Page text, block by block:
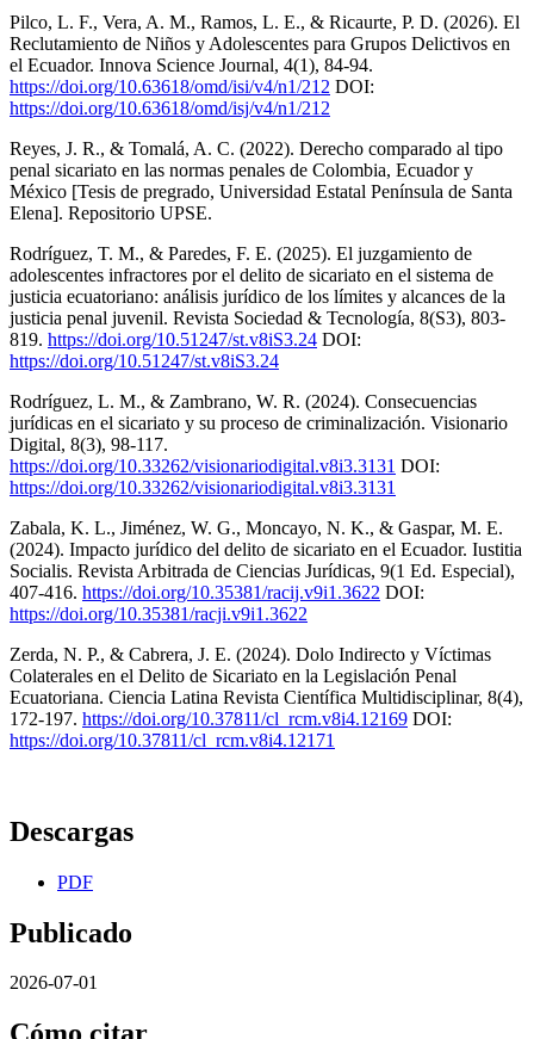
Pilco, L. F., Vera, A. M., Ramos, L. E., & Ricaurte, P. D. (2026). El
Reclutamiento de Niños y Adolescentes para Grupos Delictivos en
el Ecuador. Innova Science Journal, 4(1), 84-94.
https://doi.org/10.63618/omd/isi/v4/n1/212 DOI:
https://doi.org/10.63618/omd/isj/v4/n1/212
Reyes, J. R., & Tomalá, A. C. (2022). Derecho comparado al tipo
penal sicariato en las normas penales de Colombia, Ecuador y
México [Tesis de pregrado, Universidad Estatal Península de Santa
Elena]. Repositorio UPSE.
Rodríguez, T. M., & Paredes, F. E. (2025). El juzgamiento de
adolescentes infractores por el delito de sicariato en el sistema de
justicia ecuatoriano: análisis jurídico de los límites y alcances de la
justicia penal juvenil. Revista Sociedad & Tecnología, 8(S3), 803-
819. https://doi.org/10.51247/st.v8iS3.24 DOI:
https://doi.org/10.51247/st.v8iS3.24
Rodríguez, L. M., & Zambrano, W. R. (2024). Consecuencias
jurídicas en el sicariato y su proceso de criminalización. Visionario
Digital, 8(3), 98-117.
https://doi.org/10.33262/visionariodigital.v8i3.3131 DOI:
https://doi.org/10.33262/visionariodigital.v8i3.3131
Zabala, K. L., Jiménez, W. G., Moncayo, N. K., & Gaspar, M. E.
(2024). Impacto jurídico del delito de sicariato en el Ecuador. Iustitia
Socialis. Revista Arbitrada de Ciencias Jurídicas, 9(1 Ed. Especial),
407-416. https://doi.org/10.35381/racij.v9i1.3622 DOI:
https://doi.org/10.35381/racji.v9i1.3622
Zerda, N. P., & Cabrera, J. E. (2024). Dolo Indirecto y Víctimas
Colaterales en el Delito de Sicariato en la Legislación Penal
Ecuatoriana. Ciencia Latina Revista Científica Multidisciplinar, 8(4),
172-197. https://doi.org/10.37811/cl_rcm.v8i4.12169 DOI:
https://doi.org/10.37811/cl_rcm.v8i4.12171
Descargas
PDF
Publicado
2026-07-01